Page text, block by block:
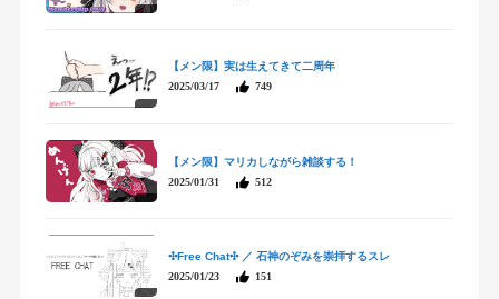
【メン限】実は生えてきて二周年
2025/03/17
749
【メン限】マリカしながら雑談する！
2025/01/31
512
✣Free Chat✣ ／ 石神のぞみを崇拝するスレ
2025/01/23
151